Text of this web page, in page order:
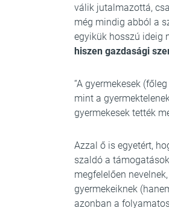
válik jutalmazottá,
még mindig abból a
egyikük hosszú ideig
hiszen gazdasági
“A gyermekesek
mint a
gyermekesek tették
Azzal ő is egyetért,
szaldó a
megfelelően
gyermekeiknek
azonban a